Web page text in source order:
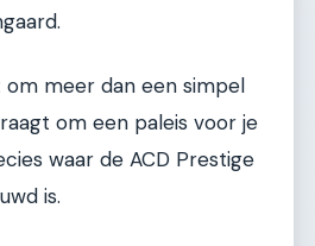
om meer dan een simpel
om een paleis voor je
waar de ACD Prestige
is.